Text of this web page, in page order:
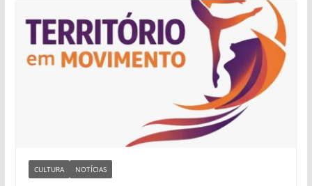
CULTURA NOTÍCIAS